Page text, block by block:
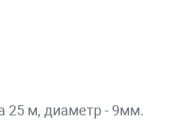
25 м, диаметр - 9мм.